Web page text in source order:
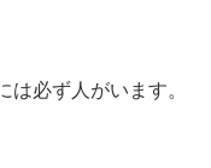
必ず人がいます。